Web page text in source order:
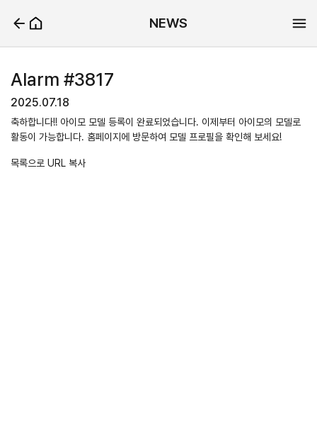
NEWS
Alarm #3817
2025.07.18
축하합니다!! 아이모 모델 등록이 완료되었습니다. 이제부터 아이모의 모델로
활동이 가능합니다. 홈페이지에 방문하여 모델 프로필을 확인해 보세요!
목록으로 URL 복사